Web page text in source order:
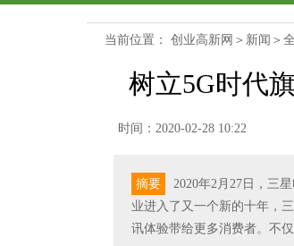
当前位置： 创业高新网 ＞ 新闻 ＞
树立5G时代
时间：2020-02-28 10:22
摘要
2020年2月27日，三
业进入了又一个新的十年，
讯体验带给更多消费者。不